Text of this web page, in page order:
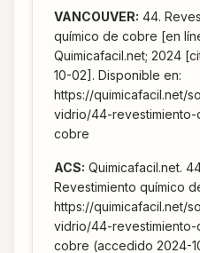
VANCOUVER: 44.
químico de cobre [en
Quimicafacil.net; 2024
10-02]. Disponible en:
https://quimicafacil.net/
vidrio/44-revestimiento-
cobre
ACS: Quimicafacil.net.
Revestimiento químico
https://quimicafacil.net/
vidrio/44-revestimiento-
cobre (accedido 2024-